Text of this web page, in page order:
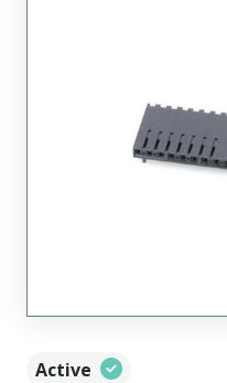
Active